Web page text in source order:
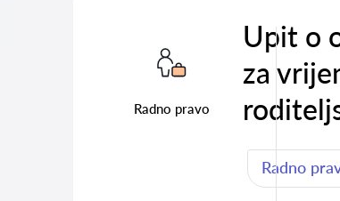
Radno pravo
Upit o
za
Radno